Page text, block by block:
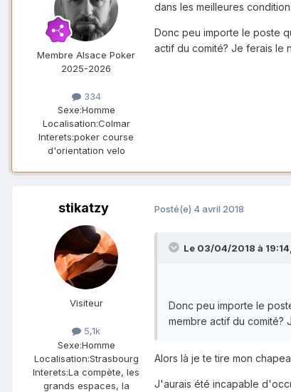
Membre Alsace Poker
2025-2026
334
Sexe:Homme
Localisation:Colmar
Interets:poker course
d'orientation velo
dans les meilleures
Donc peu importe le poste
actif du comité? Je ferais le
stikatzy
Visiteur
5,1k
Sexe:Homme
Localisation:Strasbourg
Interets:La compète, les
grands espaces, la
Posté(e) 4 avril 2018
Le 03/04/2018 à 19:14,
Donc peu importe le
membre actif du comité?
Alors là je te tire mon
J'aurais été incapable